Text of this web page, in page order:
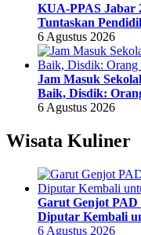
KUA-PPAS Jabar
Tuntaskan
6 Agustus 2026
Jam Masuk
Baik, Disdik:
6 Agustus 2026
Wisata Kuliner
Garut Genjot PAD
Diputar Kembali
6 Agustus 2026